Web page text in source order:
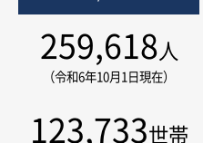
259,618 人
（令和6年10月1日現在）
123,733世帯